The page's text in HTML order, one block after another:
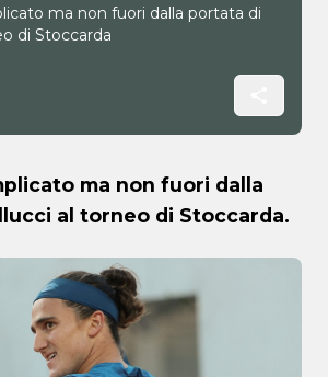
ma non fuori dalla portata di
di Stoccarda
ma non fuori dalla
al torneo di Stoccarda.